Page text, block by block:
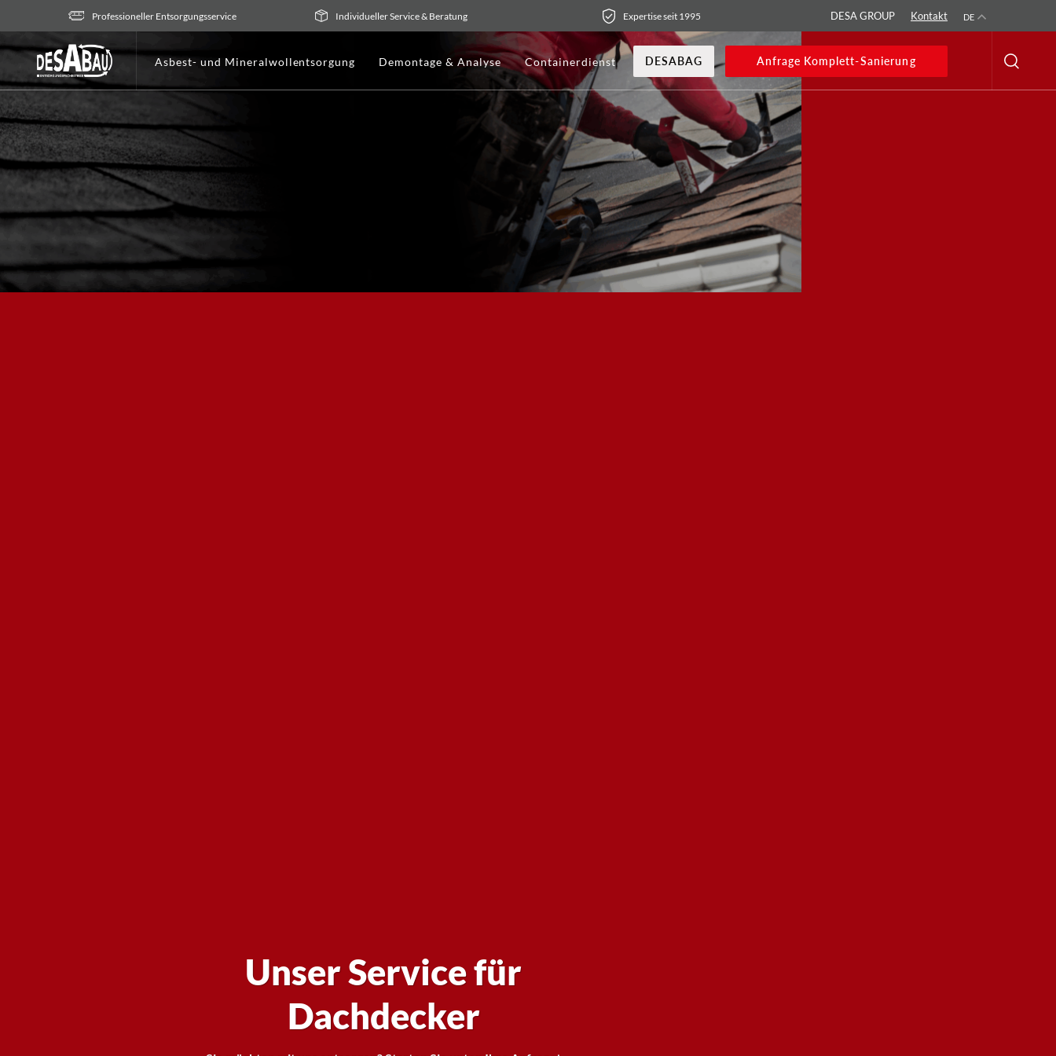
Inhalt
springen
Professioneller Entsorgungsservice Individueller Service & Beratung Expertise seit 1995 DESA GROUP Kontakt DE
Asbest- und Mineralwollentsorgung Demontage & Analyse Containerdienst DESABAG Anfrage Komplett-Sanierung
Unser Service für
Dachdecker